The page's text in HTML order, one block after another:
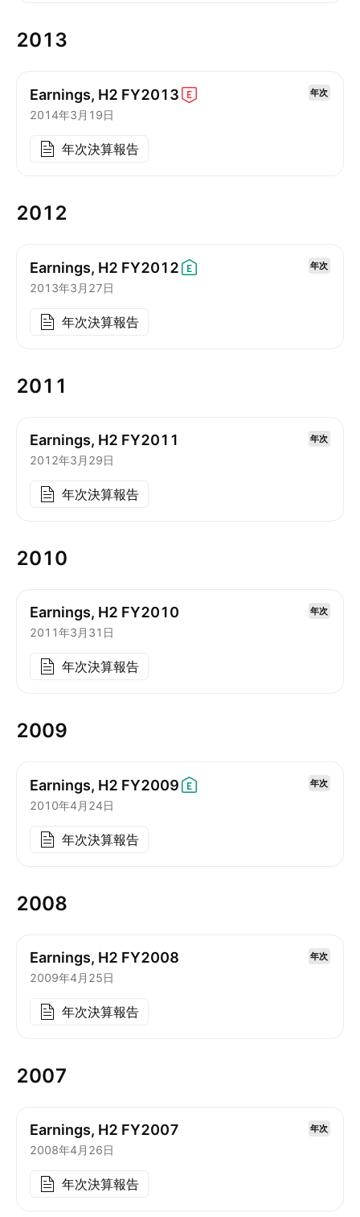
2013
Earnings, H2 FY2013 年次
2014年3月19日
年次決算報告
2012
Earnings, H2 FY2012 年次
2013年3月27日
年次決算報告
2011
Earnings, H2 FY2011 年次
2012年3月29日
年次決算報告
2010
Earnings, H2 FY2010 年次
2011年3月31日
年次決算報告
2009
Earnings, H2 FY2009 年次
2010年4月24日
年次決算報告
2008
Earnings, H2 FY2008 年次
2009年4月25日
年次決算報告
2007
Earnings, H2 FY2007 年次
2008年4月26日
年次決算報告